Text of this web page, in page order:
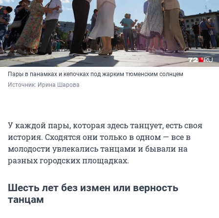
Пары в панамках и кепочках под жарким тюменским солнцем
Источник: Ирина Шарова
У каждой пары, которая здесь танцует, есть своя
история. Сходятся они только в одном — все в
молодости увлекались танцами и бывали на
разных городских площадках.
Шесть лет без измен или верность
танцам